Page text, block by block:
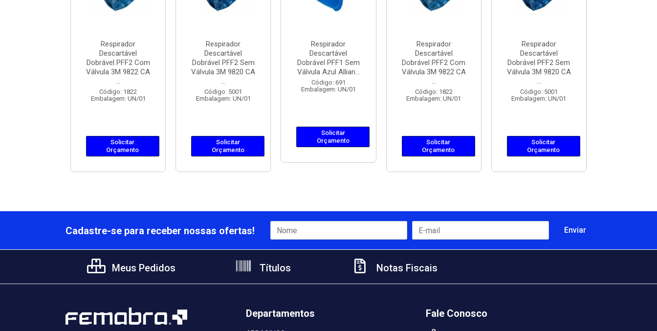
Respirador
Descartável
Dobrável PFF2 Com
Válvula 3M 9822 CA
...
Código: 1822
Embalagem: UN/01
Solicitar
Orçamento
Respirador
Descartável
Dobrável PFF2 Sem
Válvula 3M 9820 CA
...
Código: 5001
Embalagem: UN/01
Solicitar
Orçamento
Respirador
Descartável
Dobrável PFF1 Sem
Válvula Azul Allian...
Código: 691
Embalagem: UN/01
Solicitar
Orçamento
Respirador
Descartável
Dobrável PFF2 Com
Válvula 3M 9822 CA
...
Código: 1822
Embalagem: UN/01
Solicitar
Orçamento
Respirador
Descartável
Dobrável PFF2 Sem
Válvula 3M 9820 CA
...
Código: 5001
Embalagem: UN/01
Solicitar
Orçamento
Cadastre-se para receber nossas ofertas!
Meus Pedidos Títulos Notas Fiscais
Departamentos Fale Conosco